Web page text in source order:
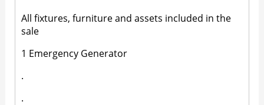
All fixtures, furniture and assets included in the
sale
1 Emergency Generator
.
.